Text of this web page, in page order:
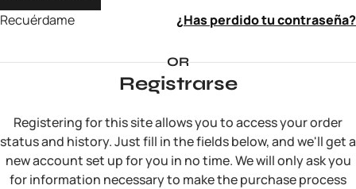
¿Has perdido tu contraseña?
Recuérdame
OR
Registrarse
Registering for this site allows you to access your order
status and history. Just fill in the fields below, and we'll get a
new account set up for you in no time. We will only ask you
for information necessary to make the purchase process